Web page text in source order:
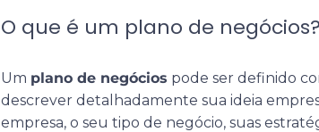
O que é um plano de negócios?
Um plano de negócios pode ser definido
descrever detalhadamente sua ideia
empresa, o seu tipo de negócio, suas